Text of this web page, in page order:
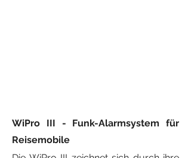
WiPro III - Funk-Alarmsystem für
Reisemobile